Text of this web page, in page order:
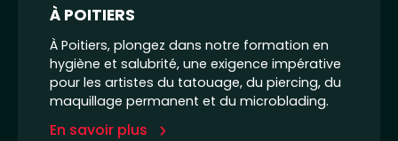
À POITIERS
À Poitiers, plongez dans notre formation en
hygiène et salubrité, une exigence impérative
pour les artistes du tatouage, du piercing, du
maquillage permanent et du microblading.
En savoir plus